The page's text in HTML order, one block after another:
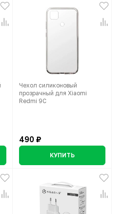
Чехол силиконовый
прозрачный для Xiaomi
Redmi 9C
490 ₽
КУПИТЬ